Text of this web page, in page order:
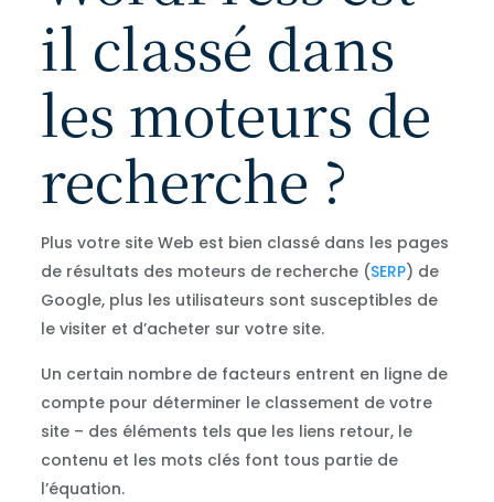
il classé dans
les moteurs de
recherche ?
Plus votre site Web est bien classé dans les pages
de résultats des moteurs de recherche (SERP) de
Google, plus les utilisateurs sont susceptibles de
le visiter et d’acheter sur votre site.
Un certain nombre de facteurs entrent en ligne de
compte pour déterminer le classement de votre
site – des éléments tels que les liens retour, le
contenu et les mots clés font tous partie de
l’équation.